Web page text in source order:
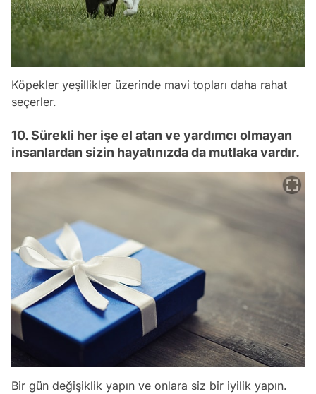
Köpekler yeşillikler üzerinde mavi topları daha rahat
seçerler.
10. Sürekli her işe el atan ve yardımcı olmayan
insanlardan sizin hayatınızda da mutlaka vardır.
Bir gün değişiklik yapın ve onlara siz bir iyilik yapın.